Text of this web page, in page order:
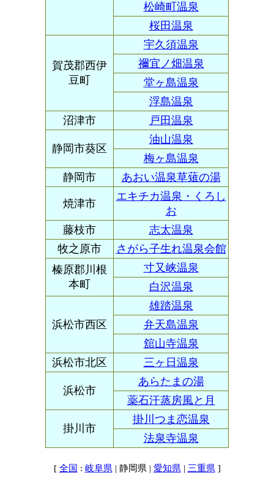
松崎町温泉
桜田温泉
賀茂郡西伊
豆町
宇久須温泉
禰宜ノ畑温泉
堂ヶ島温泉
浮島温泉
沼津市
戸田温泉
静岡市葵区
油山温泉
梅ヶ島温泉
静岡市
あおい温泉草薙の湯
焼津市
エキチカ温泉・くろし
お
藤枝市
志太温泉
牧之原市
さがら子生れ温泉会館
榛原郡川根
本町
寸又峡温泉
白沢温泉
浜松市西区
雄踏温泉
弁天島温泉
舘山寺温泉
浜松市北区
三ヶ日温泉
浜松市
あらたまの湯
薬石汗蒸房風と月
掛川市
掛川つま恋温泉
法泉寺温泉
[ 全国 : 岐阜県 | 静岡県 | 愛知県 | 三重県 ]